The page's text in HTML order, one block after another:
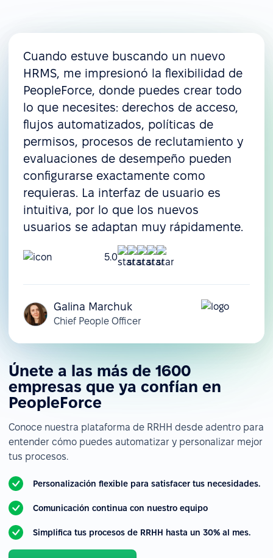
Cuando estuve buscando un nuevo
HRMS, me impresionó la flexibilidad de
PeopleForce, donde puedes crear todo
lo que necesites: derechos de acceso,
flujos automatizados, políticas de
permisos, procesos de reclutamiento y
evaluaciones de desempeño pueden
configurarse exactamente como
requieras. La interfaz de usuario es
intuitiva, por lo que los nuevos
usuarios se adaptan muy rápidamente.
5.0
Galina Marchuk
Chief People Officer
Únete a las más de 1600
empresas que ya confían en
PeopleForce
Conoce nuestra plataforma de RRHH desde adentro para
entender cómo puedes automatizar y personalizar mejor
tus procesos.
Personalización flexible para satisfacer tus necesidades.
Comunicación continua con nuestro equipo
Simplifica tus procesos de RRHH hasta un 30% al mes.